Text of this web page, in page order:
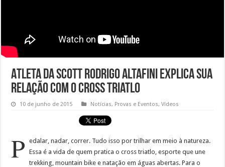
Atleta da Scott Rodrigo Altafini explica sua
relação com o cross triatlo
10 de junho de 2015 Notícias, Provas e Eventos,Vídeos
P
edalar, nadar, correr. Tudo isso por trilhar em meio à natureza.
Essa é a vida de quem pratica o cross triatlo, esporte que une
trekking, mountain bike e natação em águas abertas. Para o